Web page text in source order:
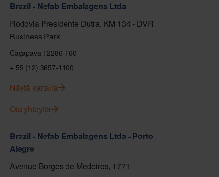
Brazil - Nefab Embalagens Ltda
Rodovia Presidente Dutra, KM 134 - DVR
Business Park
Caçapava 12286-160
+ 55 (12) 3657-1100
Näytä kartalla
Ota yhteyttä
Brazil - Nefab Embalagens Ltda - Porto
Alegre
Avenue Borges de Medeiros, 1771